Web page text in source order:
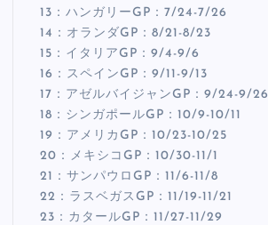
13：ハンガリーGP：7/24-7/26
14：オランダGP：8/21-8/23
15：イタリアGP：9/4-9/6
16：スペインGP：9/11-9/13
17：アゼルバイジャンGP：9/24-9/26
18：シンガポールGP：10/9-10/11
19：アメリカGP：10/23-10/25
20：メキシコGP：10/30-11/1
21：サンパウロGP：11/6-11/8
22：ラスベガスGP：11/19-11/21
23：カタールGP：11/27-11/29